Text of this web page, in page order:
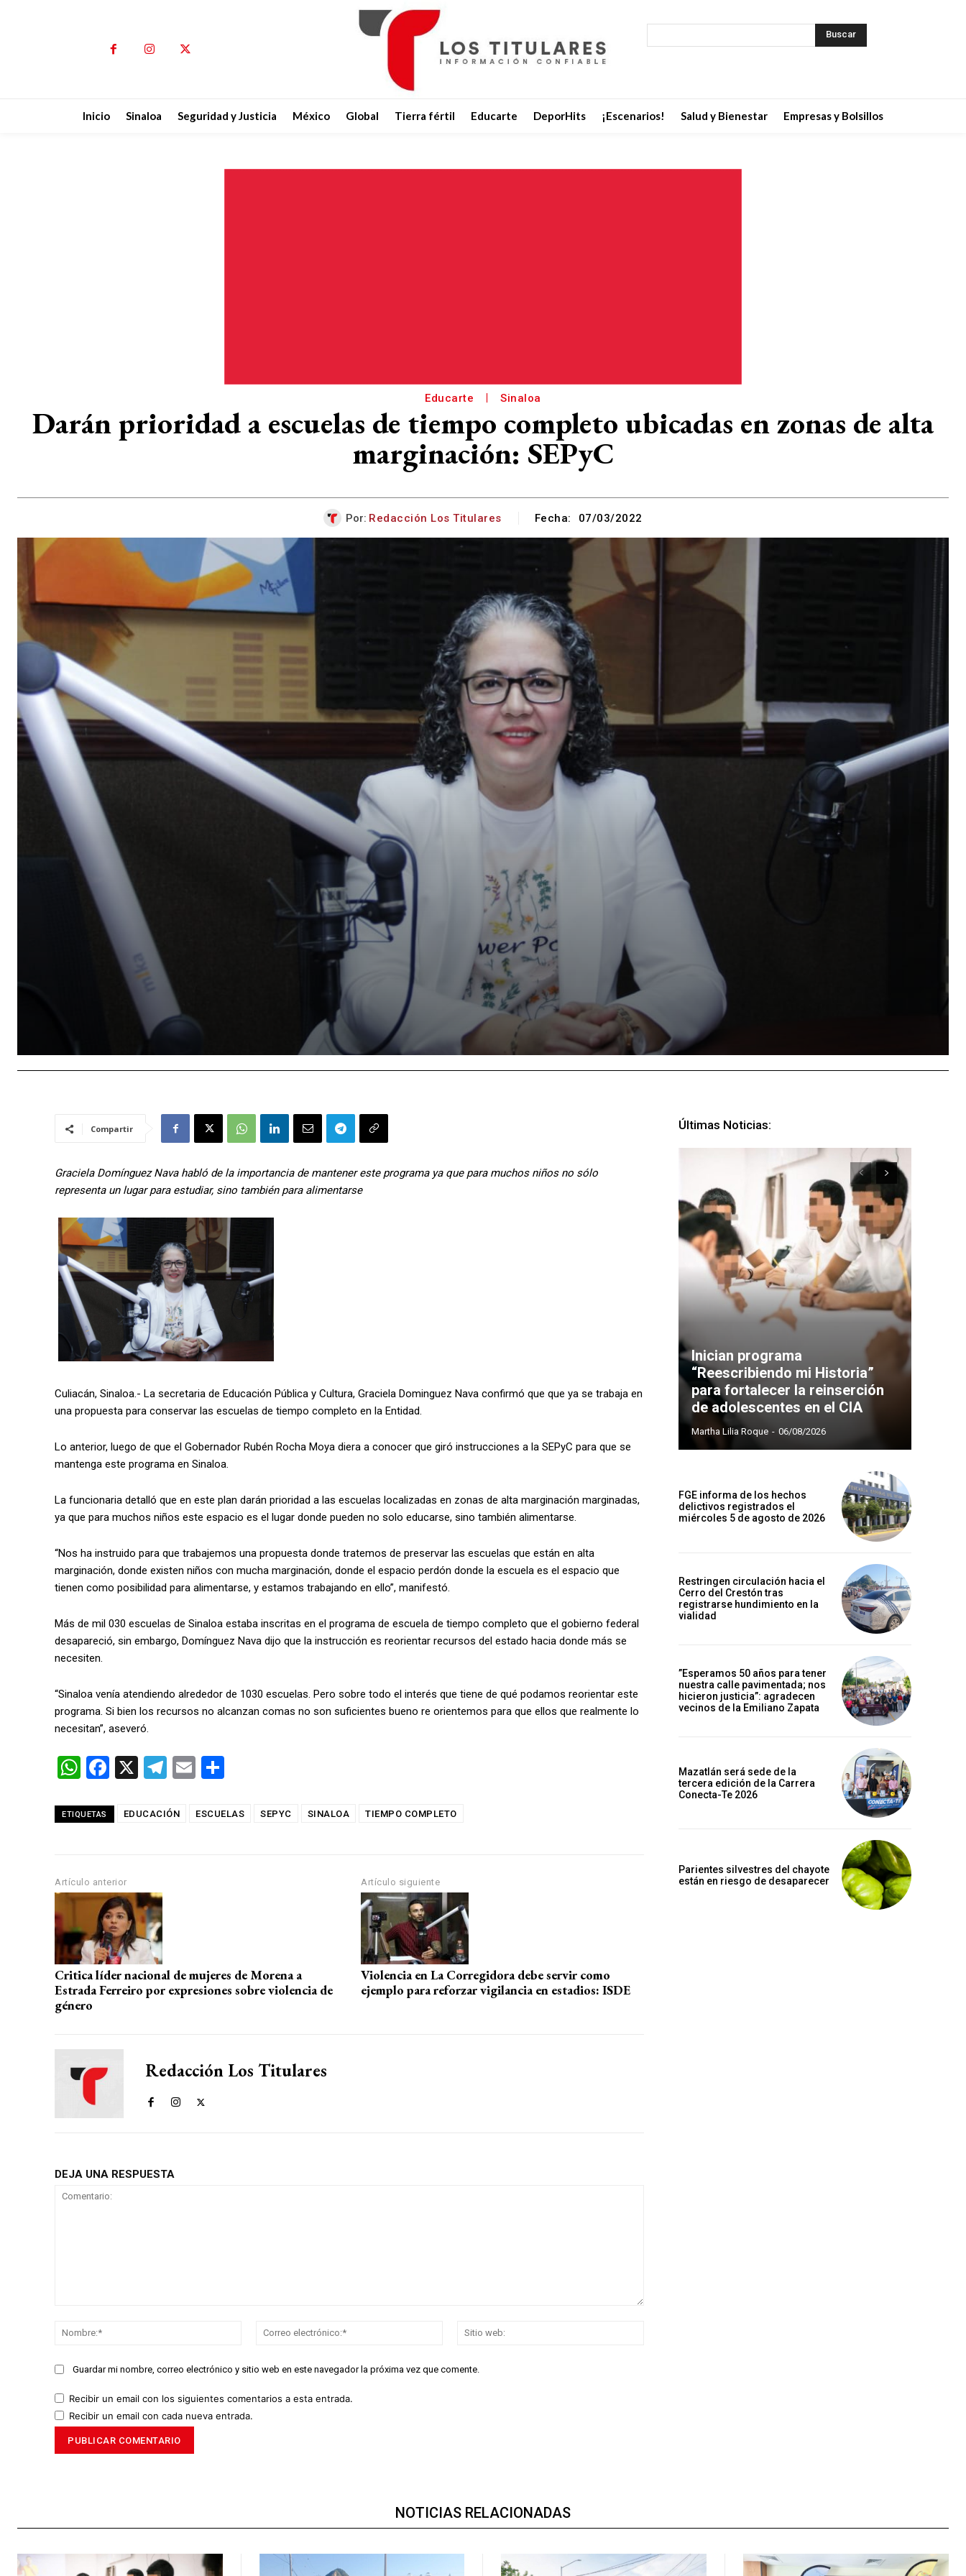
Buscar
Inicio Sinaloa Seguridad y Justicia México Global Tierra fértil Educarte DeporHits ¡Escenarios! Salud y Bienestar Empresas y Bolsillos
Educarte Sinaloa
Darán prioridad a escuelas de tiempo completo ubicadas en zonas de alta
marginación: SEPyC
Por: Redacción Los Titulares Fecha: 07/03/2022
Compartir
Graciela Domínguez Nava habló de la importancia de mantener este programa ya que para muchos niños no sólo
representa un lugar para estudiar, sino también para alimentarse
Culiacán, Sinaloa.- La secretaria de Educación Pública y Cultura, Graciela Dominguez Nava confirmó que que ya se trabaja en
una propuesta para conservar las escuelas de tiempo completo en la Entidad.
Lo anterior, luego de que el Gobernador Rubén Rocha Moya diera a conocer que giró instrucciones a la SEPyC para que se
mantenga este programa en Sinaloa.
La funcionaria detalló que en este plan darán prioridad a las escuelas localizadas en zonas de alta marginación marginadas,
ya que para muchos niños este espacio es el lugar donde pueden no solo educarse, sino también alimentarse.
“Nos ha instruido para que trabajemos una propuesta donde tratemos de preservar las escuelas que están en alta
marginación, donde existen niños con mucha marginación, donde el espacio perdón donde la escuela es el espacio que
tienen como posibilidad para alimentarse, y estamos trabajando en ello”, manifestó.
Más de mil 030 escuelas de Sinaloa estaba inscritas en el programa de escuela de tiempo completo que el gobierno federal
desapareció, sin embargo, Domínguez Nava dijo que la instrucción es reorientar recursos del estado hacia donde más se
necesiten.
“Sinaloa venía atendiendo alrededor de 1030 escuelas. Pero sobre todo el interés que tiene de qué podamos reorientar este
programa. Si bien los recursos no alcanzan comas no son suficientes bueno re orientemos para que ellos que realmente lo
necesitan”, aseveró.
W
at
p
p
F
ce
o
k
X
T
e
E
ail m
ETIQUETAS EDUCACIÓN ESCUELAS SEPYC SINALOA TIEMPO COMPLETO
Artículo anterior
Critica líder nacional de mujeres de Morena a
Estrada Ferreiro por expresiones sobre violencia de
género
Artículo siguiente
Violencia en La Corregidora debe servir como
ejemplo para reforzar vigilancia en estadios: ISDE
Redacción Los Titulares
DEJA UNA RESPUESTA
Nombre:*
Correo
Guardar mi nombre, correo electrónico y sitio web en este navegador la próxima vez que comente.
Recibir un email con los siguientes comentarios a esta entrada.
Recibir un email con cada nueva entrada.
Últimas Noticias:
Inician programa
“Reescribiendo mi Historia”
para fortalecer la reinserción
de adolescentes en el CIA
Martha Lilia Roque - 06/08/2026
FGE informa de los hechos
delictivos registrados el
miércoles 5 de agosto de 2026
Restringen circulación hacia el
Cerro del Crestón tras
registrarse hundimiento en la
vialidad
”Esperamos 50 años para tener
nuestra calle pavimentada; nos
hicieron justicia”: agradecen
vecinos de la Emiliano Zapata
Mazatlán será sede de la
tercera edición de la Carrera
Conecta-Te 2026
Parientes silvestres del chayote
están en riesgo de desaparecer
NOTICIAS RELACIONADAS